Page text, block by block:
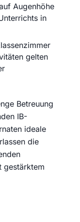
Augenhöhe
in
gelten
Betreuung
IB-
ideale
die
gestärktem